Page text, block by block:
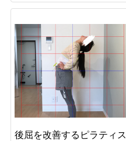
後屈を改善するピラティス